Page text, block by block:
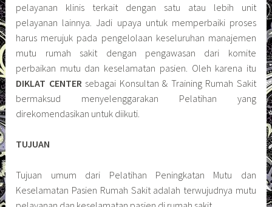
pelayanan klinis terkait dengan satu atau lebih unit
pelayanan lainnya. Jadi upaya untuk memperbaiki proses
harus merujuk pada pengelolaan keseluruhan manajemen
mutu rumah sakit dengan pengawasan dari komite
perbaikan mutu dan keselamatan pasien. Oleh karena itu
DIKLAT CENTER sebagai Konsultan & Training Rumah Sakit
bermaksud menyelenggarakan Pelatihan yang
direkomendasikan untuk diikuti.
TUJUAN
Tujuan umum dari Pelatihan Peningkatan Mutu dan
Keselamatan Pasien Rumah Sakit adalah terwujudnya mutu